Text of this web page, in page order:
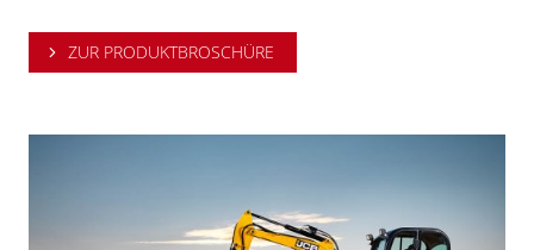
ZUR PRODUKTBROSCHÜRE